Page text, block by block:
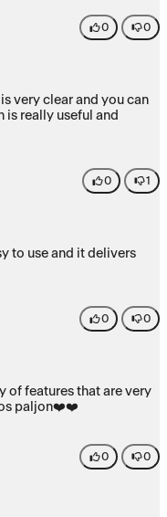
0 0
very clear and you can
is really useful and
0 1
to use and it delivers
0 0
of features that are very
paljon❤️❤️
0 0